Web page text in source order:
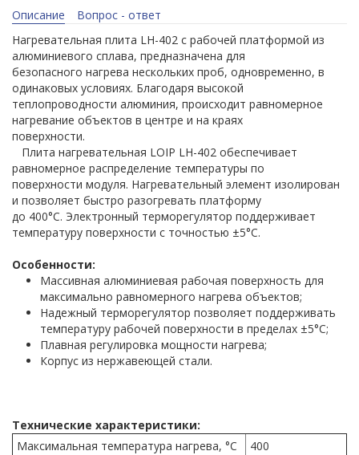
Описание
Вопрос - ответ
Нагревательная плита LH-402 с рабочей платформой из
алюминиевого сплава, предназначена для
безопасного нагрева нескольких проб, одновременно, в
одинаковых условиях. Благодаря высокой
теплопроводности алюминия, происходит равномерное
нагревание объектов в центре и на краях
поверхности.
Плита нагревательная LOIP LH-402 обеспечивает
равномерное распределение температуры по
поверхности модуля. Нагревательный элемент изолирован
и позволяет быстро разогревать платформу
до 400°С. Электронный терморегулятор поддерживает
температуру поверхности с точностью ±5°С.
Особенности:
Массивная алюминиевая рабочая поверхность для
максимально равномерного нагрева объектов;
Надежный терморегулятор позволяет поддерживать
температуру рабочей поверхности в пределах ±5°С;
Плавная регулировка мощности нагрева;
Корпус из нержавеющей стали.
Технические характеристики:
Максимальная температура нагрева, °С
400